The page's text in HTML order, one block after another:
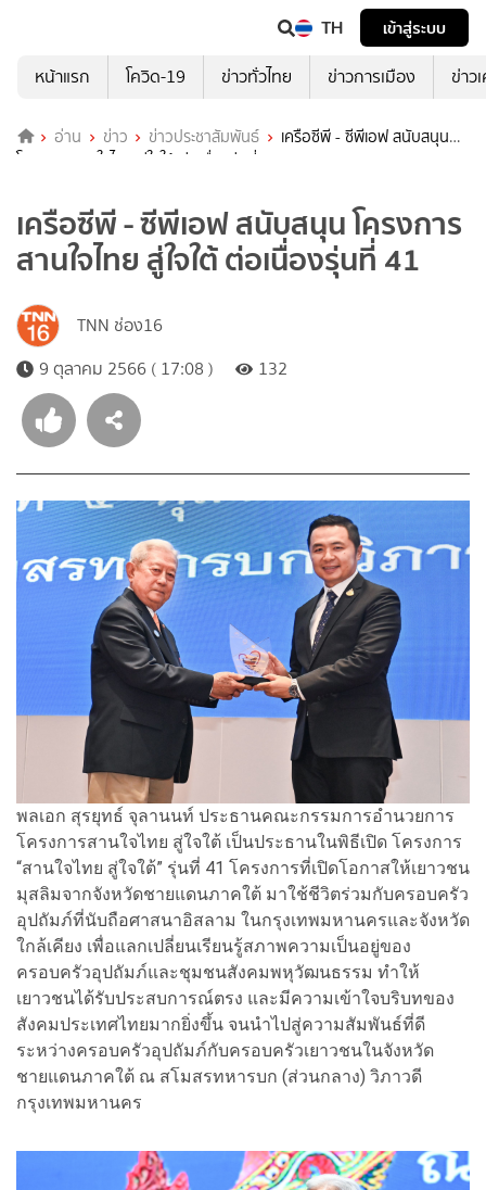
TH
เข้าสู่ระบบ
หน้าแรก
โควิด-19 ข่าวทั่วไทย ข่าวการเมือง ข่าว
อ่าน ข่าว ข่าวประชาสัมพันธ์
เครือซีพี - ซีพีเอฟ สนับสนุน
โครงการสานใจไทย สู่ใจใต้ ต่อเนื่องรุ่นที่ 41
เครือซีพี - ซีพีเอฟ สนับสนุน โครงการ
สานใจไทย สู่ใจใต้ ต่อเนื่องรุ่นที่ 41
TNN ช่อง16
9 ตุลาคม 2566 ( 17:08 )
132
พลเอก สุรยุทธ์ จุลานนท์ ประธานคณะกรรมการอำนวยการ
โครงการสานใจไทย สู่ใจใต้ เป็นประธานในพิธีเปิด โครงการ
“สานใจไทย สู่ใจใต้” รุ่นที่ 41 โครงการที่เปิดโอกาสให้เยาวชน
มุสลิมจากจังหวัดชายแดนภาคใต้ มาใช้ชีวิตร่วมกับครอบครัว
อุปถัมภ์ที่นับถือศาสนาอิสลาม ในกรุงเทพมหานครและจังหวัด
ใกล้เคียง เพื่อแลกเปลี่ยนเรียนรู้สภาพความเป็นอยู่ของ
ครอบครัวอุปถัมภ์และชุมชนสังคมพหุวัฒนธรรม ทำให้
เยาวชนได้รับประสบการณ์ตรง และมีความเข้าใจบริบทของ
สังคมประเทศไทยมากยิ่งขึ้น จนนำไปสู่ความสัมพันธ์ที่ดี
ระหว่างครอบครัวอุปถัมภ์กับครอบครัวเยาวชนในจังหวัด
ชายแดนภาคใต้ ณ สโมสรทหารบก (ส่วนกลาง) วิภาวดี
กรุงเทพมหานคร